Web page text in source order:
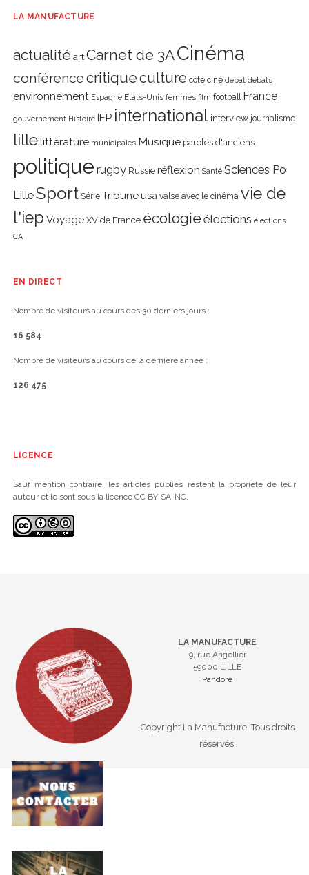
LA MANUFACTURE
actualité art Carnet de 3ACinéma
conférencecritiqueculture côté ciné débat débats
environnement Espagne Etats-Unis femmes film football France
gouvernement Histoire IEP international interview journalisme
lillelittérature municipales Musique paroles d'anciens
politique rugby Russie réflexion Santé Sciences Po
LilleSport Série Tribune usa valse avec le cinéma vie de
l'iep Voyage XV de France écologie élections élections
CA
EN DIRECT
Nombre de visiteurs au cours des 30 derniers jours :
16 584
Nombre de visiteurs au cours de la dernière année :
126 475
LICENCE
Sauf mention contraire, les articles publiés restent la propriété de leur
auteur et le sont sous la licence CC BY-SA-NC.
LA MANUFACTURE
9, rue Angellier
59000 LILLE
Pandore
Copyright La Manufacture. Tous droits
réservés.